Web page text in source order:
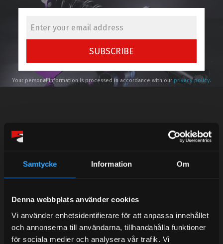
Samtycke Information Om
Denna webbplats använder cookies
Vi använder enhetsidentifierare för att anpassa innehållet
och annonserna till användarna, tillhandahålla funktioner
för sociala medier och analysera vår trafik. Vi
SUBSCRIBE
Your personal information is processed in accordance with our privacy policy.
Telefonsupport:
Tel: 031- 51 66 60
E-post: info@streetperformance.se